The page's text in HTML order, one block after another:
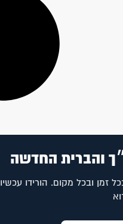
והברית החדשה
זמן ובכל מקום. הורידו עכשיו